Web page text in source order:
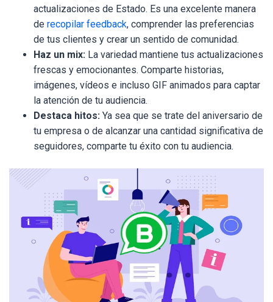
actualizaciones de Estado. Es una excelente manera
de recopilar feedback, comprender las preferencias
de tus clientes y crear un sentido de comunidad.
Haz un mix: La variedad mantiene tus actualizaciones
frescas y emocionantes. Comparte historias,
imágenes, vídeos e incluso GIF animados para captar
la atención de tu audiencia.
Destaca hitos: Ya sea que se trate del aniversario de
tu empresa o de alcanzar una cantidad significativa de
seguidores, comparte tu éxito con tu audiencia.